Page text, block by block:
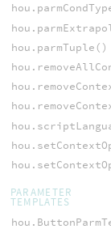
hou.parmTuple()
PARAMETER
TEMPLATES